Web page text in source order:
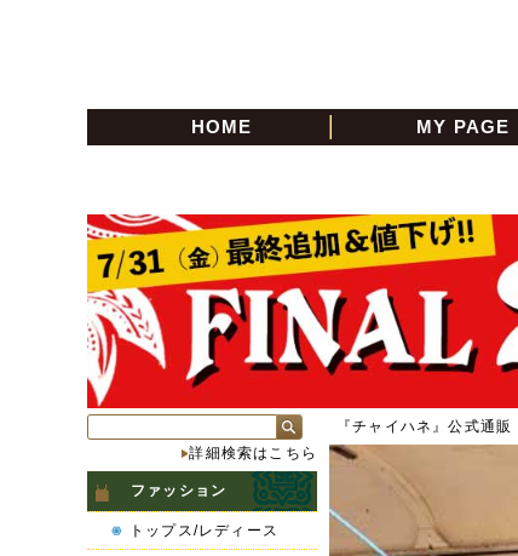
HOME MY PAGE
『チャイハネ』公式通販
詳細検索はこちら
ファッション
トップス/レディース